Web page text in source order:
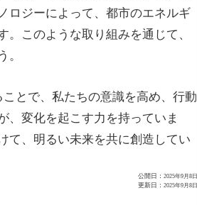
ロジーによって、都市のエネルギ
このような取り組みを通じて、
。
とで、私たちの意識を高め、行動
、変化を起こす力を持っていま
て、明るい未来を共に創造してい
公開日： 2025年9月8日
更新日： 2025年9月8日